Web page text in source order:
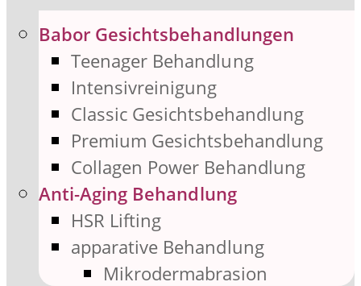
Babor Gesichtsbehandlungen
Teenager Behandlung
Intensivreinigung
Classic Gesichtsbehandlung
Premium Gesichtsbehandlung
Collagen Power Behandlung
Anti-Aging Behandlung
HSR Lifting
apparative Behandlung
Mikrodermabrasion